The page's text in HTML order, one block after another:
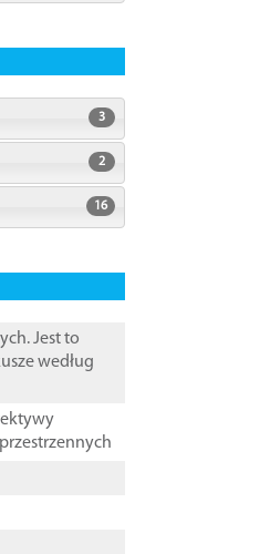
3
2
16
Jest to
według